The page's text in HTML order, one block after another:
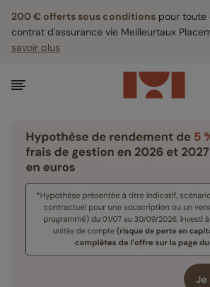
200 € offerts sous conditions pour toute
contrat d'assurance vie Meilleurtaux
savoir plus